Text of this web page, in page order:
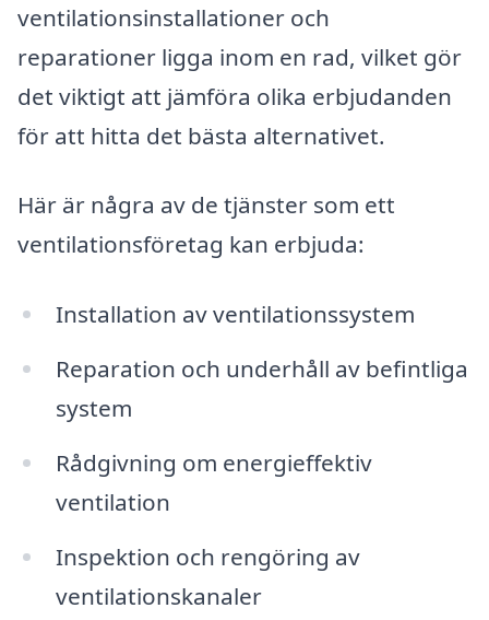
ventilationsinstallationer och
reparationer ligga inom en rad, vilket gör
det viktigt att jämföra olika erbjudanden
för att hitta det bästa alternativet.
Här är några av de tjänster som ett
ventilationsföretag kan erbjuda:
Installation av ventilationssystem
Reparation och underhåll av befintliga
system
Rådgivning om energieffektiv
ventilation
Inspektion och rengöring av
ventilationskanaler